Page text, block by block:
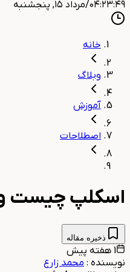
۰۴:۲۳:۵۰/مرداد ۱۵, پنجشنبه
خانه
وبلاگ
آموزش
اصطلاحات
اسکلپ چیست
ذخیره مقاله
1 هفته پیش
نویسنده : محمد زارع